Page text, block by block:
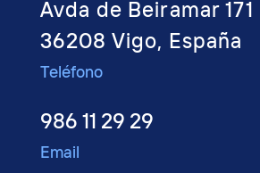
Avda de Beiramar 171
36208 Vigo, España
Teléfono
986 11 29 29
Email